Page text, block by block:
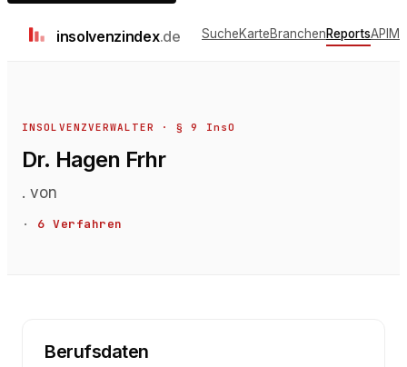
insolvenzindex.de SucheKarteBranchenReportsAPI
INSOLVENZVERWALTER · § 9 InsO
Dr. Hagen Frhr
. von
· 6 Verfahren
Berufsdaten